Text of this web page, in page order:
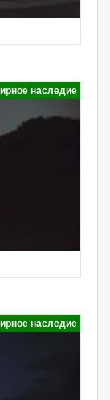
наследие
наследие